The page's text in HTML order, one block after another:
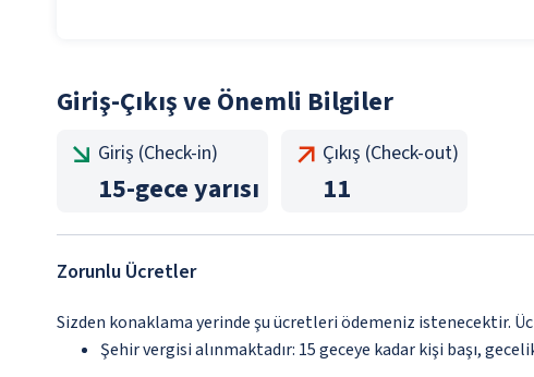
Giriş-Çıkış ve Önemli Bilgiler
Giriş (Check-in)
15-gece yarısı
Çıkış (Check-out)
11
Zorunlu Ücretler
Sizden konaklama yerinde şu ücretleri ödemeniz istenecektir.
Şehir vergisi alınmaktadır: 15 geceye kadar kişi başı,